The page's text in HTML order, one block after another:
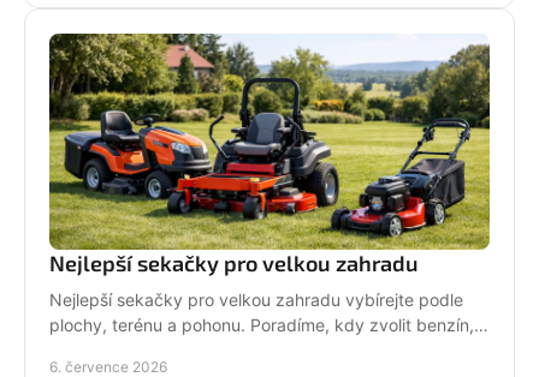
Nejlepší sekačky pro velkou zahradu
Nejlepší sekačky pro velkou zahradu vybírejte podle
plochy, terénu a pohonu. Poradíme, kdy zvolit benzín,
6. července 2026